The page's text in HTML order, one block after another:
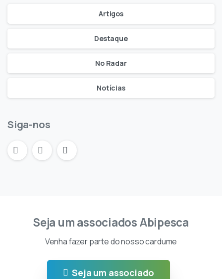
Artigos
Destaque
No Radar
Notícias
Siga-nos
Seja um associados Abipesca
Venha fazer parte do nosso cardume
Seja um associado